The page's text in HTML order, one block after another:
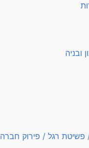
ובניה
פשיטת רגל / פירוק חברה